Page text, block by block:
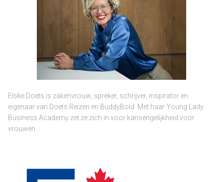
Elske Doets is zakenvrouw, spreker, schrijver, inspirator en
eigenaar van Doets Reizen en BuddyBold. Met haar Young Lady
Business Academy zet ze zich in voor kansengelijkheid voor
vrouwen.